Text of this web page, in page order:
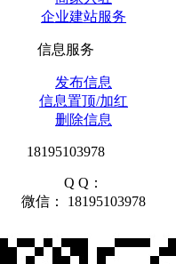
企业建站服务
信息服务
发布信息
信息置顶/加红
删除信息
18195103978
Q Q：
微信： 18195103978